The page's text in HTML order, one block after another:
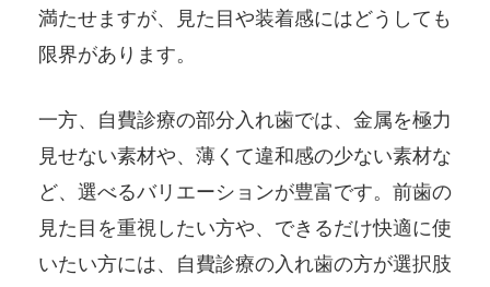
満たせますが、見た目や装着感にはどうしても
限界があります。
一方、自費診療の部分入れ歯では、金属を極力
見せない素材や、薄くて違和感の少ない素材な
ど、選べるバリエーションが豊富です。前歯の
見た目を重視したい方や、できるだけ快適に使
いたい方には、自費診療の入れ歯の方が選択肢